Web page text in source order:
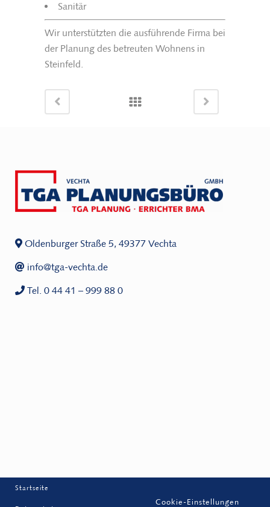
Sanitär
Wir unterstützten die ausführende Firma bei
der Planung des betreuten Wohnens in
Steinfeld.
Oldenburger Straße 5, 49377 Vechta
info@tga-vechta.de
Tel. 0 44 41 – 999 88 0
Startseite
Cookie-Einstellungen